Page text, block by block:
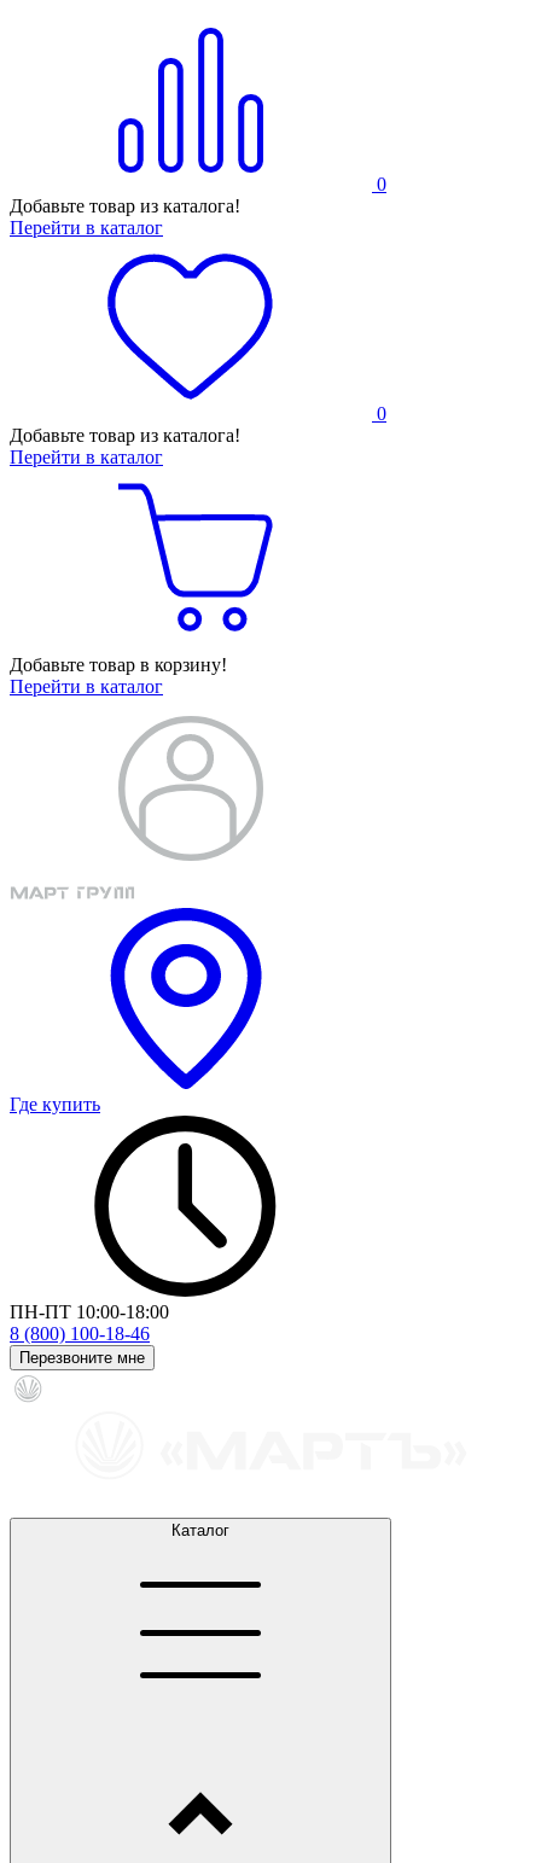
0
Добавьте товар из каталога!
Перейти в каталог
0
Добавьте товар из каталога!
Перейти в каталог
Добавьте товар в корзину!
Перейти в каталог
Где купить
ПН-ПТ 10:00-18:00
8 (800) 100-18-46
Перезвоните мне
Каталог